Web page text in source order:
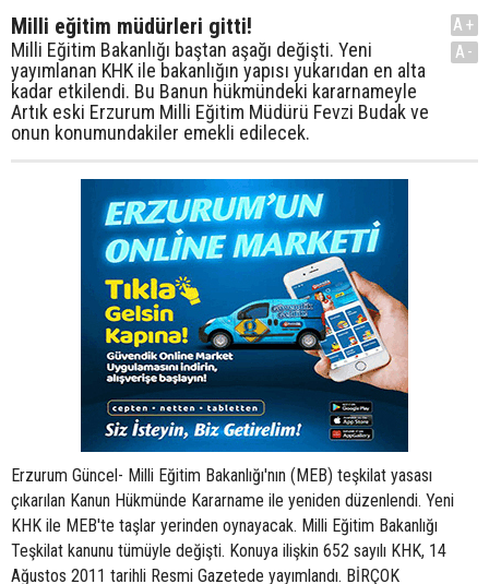
Milli eğitim müdürleri gitti!
Milli Eğitim Bakanlığı baştan aşağı değişti. Yeni
yayımlanan KHK ile bakanlığın yapısı yukarıdan en alta
kadar etkilendi. Bu Banun hükmündeki kararnameyle
Artık eski Erzurum Milli Eğitim Müdürü Fevzi Budak ve
onun konumundakiler emekli edilecek.
A+
A-
Erzurum Güncel- Milli Eğitim Bakanlığı'nın (MEB) teşkilat yasası çıkarılan Kanun Hükmünde Kararname ile yeniden düzenlendi. Yeni KHK ile MEB'te taşlar yerinden oynayacak. Milli Eğitim Bakanlığı Teşkilat kanunu tümüyle değişti. Konuya ilişkin 652 sayılı KHK, 14 Ağustos 2011 tarihli Resmi Gazetede yayımlandı. BİRÇOK YETKİLİNİN GÖREVİ SONA ERDİ Yayımlanan yeni KHK'de bir çok yeni değişiklik göze çarmaktadır. KHK'nın geçici maddesine göre, şube müdürü ve il müdürleri dahil olmak üzere tüm üst düzey personelin görevleri sona erdi. Bunların büyük bir kısmı müşavir kadrosuna atandı. Bakanlık merkez ve taşra teşkilatında çalışan idari personele ek ödeme geldi, öğretmen dışındaki personelin ek ders ücreti alması uygulaması kaldırıldı, eğitim müfettişleri, illere denetmen yapıldı. BİRÇOK KURULUŞ BİRLEŞTİRİLDİ MADDE 6 – (1) Bakanlığın hizmet birimleri şunlardır: a) Temel Eğitim Genel Müdürlüğü. b) Ortaöğretim Genel Müdürlüğü. c) Meslekî ve Teknik Eğitim Genel Müdürlüğü. ç) Din Öğretimi Genel Müdürlüğü. d) Özel Eğitim ve Rehberlik Hizmetleri Genel Müdürlüğü. e) Hayat Boyu Öğrenme Genel Müdürlüğü. f) Özel Öğretim Kurumları Genel Müdürlüğü. g) Yenilik ve Eğitim Teknolojileri Genel Müdürlüğü. ğ) Öğretmen Yetiştirme ve Geliştirme Genel Müdürlüğü. h) Avrupa Birliği ve Dış İlişkiler Genel Müdürlüğü DENETÇİLERE GENİŞ YETKİLER TANINDI Rehberlik ve Denetim Başkanlığı MADDE 17 – (1) Rehberlik ve Denetim Başkanlığının görevleri şunlardır: (2) Denetime tâbi olan gerçek ve tüzel kişiler, gizli dahi olsa bütün belge, defter ve bilgileri talep edildiği takdirde ibraz etmek, para ve para hükmündeki evrakı ve ayniyatı ilk talep hâlinde göstermek, sayılmasına ve incelenmesine yardımcı olmak zorundadır. Millî Eğitim Denetçileri, görevleri sırasında kamu kurum ve kuruluşları ve kamuya yararlı dernekler ile gerçek ve tüzel kişilerden gerekli yardım, bilgi, evrak, kayıt ve belgeleri istemeye yetkili olup kanunî engel bulunmadıkça bu talebin yerine getirilmesi zorunludur. TALİM VE TERBİYE KURULU'NA ATAMALARDA DEĞİŞİKLİK MADDE 28 – (1) Talim ve Terbiye Kurulu Başkanlığı, Bakanlığın bilimsel danışma ve karar organıdır. (2) Kurul, eğitim sisteminin tüm kademelerini temsil edecek nitelikte bir Başkan ile on üyeden oluşur. Kurul Başkan ve üyeleri dört yıllık süreyle atanır. Bu süre her defasında bir yıl olmak üzere en fazla üç defa uzatılabilir. Kurul Başkanı ve üyeleri, en az dört yıllık eğitim veren yükseköğretim kurumlarından mezun olmuş, eğitim alanında yaptığı çalışma ve yayınlarla temayüz etmiş; a) Eğitim ile ilgili alanlarda öğretim üyeleri, b) En az on yıl süreyle öğretmenlik veya okul yöneticiliği yapmış olanlar, c) Kamu görevlileri, arasından seçilir. TAŞRA TEŞKİLATINDA BÜYÜK DEĞİŞİKLİK MADDE 30 – (3) İl millî eğitim müdürlükleri bünyesinde, millî eğitim müdürüne bağlı olarak Eğitim Denetmenleri Başkanlığı oluşturulur. MADDE 41 – (1) İl millî eğitim müdürlükleri bünyesinde oluşturulan Eğitim Denetmenleri Başkanlığında İl Eğitim Denetmenleri ve İl Eğitim Denetmen Yardımcıları istihdam edilir. İl eğitim denetmen yardımcıları, en az dört yıllık yüksek öğrenimi ve öğretmenlikte sekiz yıl ve daha fazla hizmeti bulunan öğretmenler arasından yarışma sınavı ile mesleğe alınırlar. Bu görevde üç yıllık yetişme dönemini takiben yapılacak yeterlik sınavında başarılı olanlar il eğitim denetmeni kadrolarına atanır. GEÇİCİ MADDE 3 – (5) Bu Kanun Hükmünde Kararnamenin yürürlüğe girdiği tarihte Eğitim Müfettişi ve Eğitim Müfettiş Yardımcısı kadrolarında bulunanlar, İl Eğitim Denetmeni ve İl Eğitim Denetmen Yardımcısı kadrolarına, başka bir işleme gerek kalmaksızın bulundukları kadro dereceleriyle atanmış sayılır. Bunların Eğitim Müfettişi ve Eğitim Müfettiş Yardımcısı olarak geçirdikleri süreler, İl Eğitim Denetmeni ve İl Eğitim Denetmen Yardımcısı olarak geçmiş sayılır. ÖZÜR GRUBU YER DEĞİŞTİRMELERİ YAZ TATİLLERİNDE YAPILACAK MADDE 37 – (3) Öğretmenlerin Bakanlıkça belirlenen hizmet bölge veya alanlarında en az üç eğitim öğretim yılı görev yapması esastır. Bunların yer değiştirme suretiyle atamaları her yıl yapılan atama plan ve programları çerçevesinde eğitim öğretim faaliyetlerini etkilemeyecek şekilde sonuçlandırılır. Bakanlıkça belirlenen özür gruplarına bağlı yer değiştirmeler ise yaz tatillerinde yapılır. ROTASYON KANUNA GİRDİ. İL VE İLÇE MİLLİ EĞİTİM MÜDÜRLERİ DE YER DEĞİŞTİRECEK, YÖNETMELİKLE BELİRLENECEK MADDE 37 – (7) İl millî eğitim müdürü, ilçe millî eğitim müdürü, okul ve kurum müdürü olarak görev yapanların yer değiştirmeleri, hizmet süreleri, performans ve yeterlikleri dikkate alınarak bölge hizmeti ve rotasyon esasına göre yapılır. Bunların yer değiştirmelerine ilişkin usûl ve esaslar yönetmelikle belirlenir. OKUL MÜDÜRLERİNE YİNE SÖZLÜ SINAV İHTİMALİ. BELİRLEME YÖNETMELİKLE YAPILACAK MADDE 37 – (8) Okul ve kurum müdürleri; yazılı ve/veya sözlü olarak yapılacak okul veya kurum müdürlüğü sınavında başarılı olmak kaydıyla, hizmet süreleri, performans ve yeterlikleri dikkate alınarak il millî eğitim müdürünün teklifi üzerine vali tarafından atanır. Bu fıkranın uygulanmasına ilişkin usûl ve esaslar yönetmelikle düzenlenir. MİLLİ EĞİTİM UZMAN VE UZMAN YARDIMCISI KADROSU OLUŞTURULDU, MÜFETTİŞLER DENETÇİ YAPILDI Uzman ve Denetçi istihdamı MADDE 40 – (1) Bakanlık merkez teşkilatında; Millî Eğitim Uzmanları ve Uzman Yardımcıları ile Millî Eğitim Denetçileri ve Denetçi Yardımcıları istihdam edilir. (2) Uzman Yardımcılığı ve Denetçi Yardımcılığına atanabilmek için 657 sayılı Devlet Memurları Kanununun 48 inci maddesinde sayılan genel şartlara ek olarak aşağıdaki şartlar aranır: a) En az dört yıllık lisans eğitimi veren eğitim, fen-edebiyat, hukuk, siyasal bilgiler, iktisadî ve idarî bilimler, iktisat, işletme fakülteleri ile hizmet birimlerinin görev alanına giren ve yönetmelikle belirlenen yükseköğretim kurumlarından veya bunlara denkliği Yükseköğretim Kurulu tarafından kabul edilen yurtiçindeki veya yurtdışındaki yükseköğretim kurumlarından mezun olmak. b) Yapılacak yarışma sınavında başarılı olmak. GEÇİCİ MADDE 3 – (6) Bakanlık Teftiş Kurulu Başkanlığı Başmüfettiş, Müfettiş ve Müfettiş Yardımcısı kadrolarında bulunanlar, Rehberlik ve Denetim Başkanlığında ilgisine göre Millî Eğitim Başdenetçisi, Denetçisi ve Denetçi Yardımcısı kadrolarına başka bir işleme gerek kalmaksızın bulundukları kadro dereceleriyle atanmış sayılır. Bunların Bakanlık Teftiş Kurulu Başkanlığında Başmüfettiş, Müfettiş ve Müfettiş Yardımcısı kadrolarında geçirdikleri süreler Rehberlik ve Denetim Başkanlığında Başdenetçi, Denetçi ve Denetçi Yardımcısı olarak geçmiş sayılır. ÜST YÖNETİME KADRO KARŞILIĞI SÖZLEŞMELİ MAAŞI VERİLECEK, BU DÜZENLEME BAŞBAKANLIK VE BAĞLI KURULUŞLARINDA BULUNUYORDU MADDE 42 – (1) Bakanlık merkez teşkilatında; Müsteşar, Müsteşar Yardımcısı, Talim ve Terbiye Kurulu Başkan ve Üyesi, Genel Müdür, Rehberlik ve Denetim Başkanı, Strateji Geliştirme Başkanı, Bakanlık Müşaviri, I. Hukuk Müşaviri, Grup Başkanı, Basın ve Halkla İlişkiler Müşaviri, Özel Kalem Müdürü, Millî Eğitim Uzmanı, Hukuk Müşaviri ve Millî Eğitim Uzman Yardımcısı kadrolarına atananlar, kadroları karşılık gösterilmek suretiyle, 657 sayılı Kanun ve diğer kanunların sözleşmeli personel çalıştırılması hakkındaki hükümlerine bağlı olmaksızın sözleşmeli olarak çalıştırılabilir. ÜST YÖNETİM İLE DENETÇİ YAPILAN MÜFETTİŞLERE FAZLA ÇALIŞMA ÜCRETİ VERİLECEK MADDE 42 – (2) Birinci fıkrada belirtilen kadrolarda fiilen çalışanlar ile Millî Eğitim Başdenetçileri, Denetçileri ve Denetçi Yardımcılarına, 657 sayılı Kanunda belirtilen en yüksek Devlet memuru aylığının (ek gösterge dâhil); a) 9 ila 7 nci derecelerden aylık alanlara % 25’ini, b) 6 ila 4 üncü derecelerden aylık alanlara % 30’unu, c) 3 ila 1 inci derecelerden aylık alanlara % 35’ini, geçmemek üzere Bakanlıkça tespit edilecek usûl ve esaslar çerçevesinde her ay aylıkla birlikte peşin olarak damga vergisi hariç herhangi bir kesintiye tabi olmaksızın fazla çalışma ücreti ödenir. Fazla çalışma ücretinin usûl ve esasları yönetmelikle düzenlenir. MEB MERKEZ VE TAŞRA TEŞKİLATINDA ÇALIŞAN PERSONELE EK ÖDEME VERİLECEK MADDE 42 – (3) Kadro karşılığı sözleşmeli olarak istihdam edilenler ile öğretmen kadrolarında bulunanlar (örgün ve yaygın eğitim kurumlarında öğretmen unvanlı kadrolardaki yöneticiler dâhil) hariç olmak üzere, Bakanlık merkez ve taşra teşkilatı kadrolarında fiilen çalışan personele en yüksek Devlet memuru aylığının (ek gösterge dâhil) % 200’ünü geçmemek üzere her ay ek ödeme yapılabilir. Bakanlık merkez teşkilatı ile il ve ilçe millî eğitim müdürlüklerinde görevlendirilen ve ek ders ücreti almayan öğretmenler de bu ek ödemeden yararlanır. Ek ödemenin oranı ile usûl ve esasları; görev yapılan birim ve iş hacmi, görevin önem ve güçlüğü, görev yerinin özelliği, çalışma süresi, personelin sınıfı, kadro veya görev unvanı, derecesi, atanma usûlü ile emsali veya benzeri görev ve unvanlarda bulunan personele malî haklar kapsamında yapılan her türlü ödemeler dâhil almakta oldukları toplam ödeme tutarları gibi kriterler birlikte veya ayrı ayrı dikkate alınarak, Maliye Bakanlığının uygun görüşü üzerine Bakan tarafından belirlenir. Bu ödemelerde 657 sayılı Kanunun aylıklara ilişkin hükümleri uygulanır ve bu ödemelerden damga vergisi hariç herhangi bir vergi ve kesinti yapılmaz. Bu fıkrada belirtilen ek ödemeden yararlananlara 375 sayılı Kanun Hükmünde Kararnamenin ek 3 üncü maddesi uyarınca ek ödeme yapılmaz. EK DERS ÜCRETİ SADECE ÖĞRETMENLERE VERİLECEK MADDE 42 – (4) Öğretmen kadrolarında bulunan ve fiilen öğretmenlik yapanlar (örgün ve yaygın eğitim kurumlarındaki öğretmen unvanlı kadrolarda fiilen yöneticilik yapanlar dâhil) haricindeki Bakanlık merkez ve taşra teşkilatı personeline, fiilen yapılmayan ders karşılığı ek ders ücreti ödenmez ÜST DÜZEY PERSONELLER GÖREVDEN ALINDI GEÇİCİ MADDE 3 – (1) Bu Kanun Hükmünde Kararnamenin yürürlüğe girdiği tarihte Bakanlık merkez teşkilatında; Müsteşar, Müsteşar Yardımcısı, Talim ve Terbiye Kurulu Başkanı ve Üyesi, Genel Müdür, Teftiş Kurulu Başkanı,